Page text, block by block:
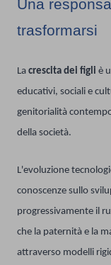
Una
trasformarsi
La crescita dei figli è
educativi, sociali e
genitorialità
della società.
L'evoluzione
conoscenze sullo
progressivamente il
che la paternità e la
attraverso modelli